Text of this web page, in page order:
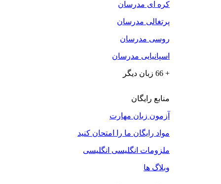
کره ای مدرسان
پرتغالی مدرسان
روسی مدرسان
اسپانیایی مدرسان
+ 66 زبان دیگر
منابع رایگان
آزمون زبان مهارت
مواد رایگان ما را امتحان کنید
ملزومات انگلیسی انگلیسی
وبلاگ ها